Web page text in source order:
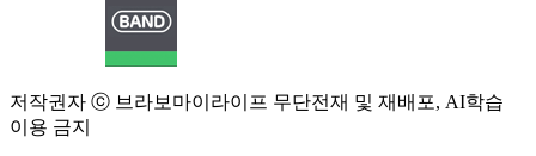
저작권자 ⓒ 브라보마이라이프 무단전재 및 재배포, AI학습
이용 금지